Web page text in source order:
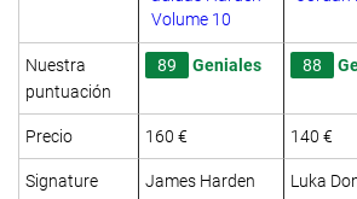
Volume 10
Nuestra
puntuación
89 Geniales 88
Precio 160 € 140 €
Signature James Harden Luka